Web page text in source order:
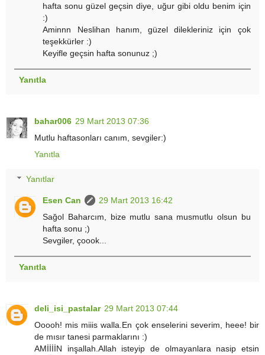
hafta sonu güzel geçsin diye, uğur gibi oldu benim için
:)
Aminnn Neslihan hanım, güzel dilekleriniz için çok
teşekkürler :)
Keyifle geçsin hafta sonunuz ;)
Yanıtla
bahar006 29 Mart 2013 07:36
Mutlu haftasonları canım, sevgiler:)
Yanıtla
Yanıtlar
Esen Can
29 Mart 2013 16:42
Sağol Baharcım, bize mutlu sana musmutlu olsun bu
hafta sonu ;)
Sevgiler, çoook...
Yanıtla
deli_isi_pastalar 29 Mart 2013 07:44
Ooooh! mis miiis walla.En çok enselerini severim, heee! bir
de mısır tanesi parmaklarını :)
AMİİİİN inşallah.Allah isteyip de olmayanlara nasip etsin